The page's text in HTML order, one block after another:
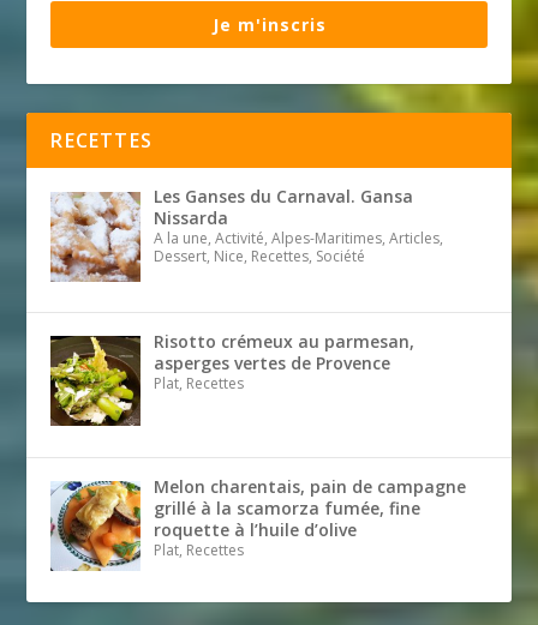
Je m'inscris
RECETTES
Les Ganses du Carnaval. Gansa
Nissarda
A la une, Activité, Alpes-Maritimes, Articles,
Dessert, Nice, Recettes, Société
Risotto crémeux au parmesan,
asperges vertes de Provence
Plat, Recettes
Melon charentais, pain de campagne
grillé à la scamorza fumée, fine
roquette à l’huile d’olive
Plat, Recettes